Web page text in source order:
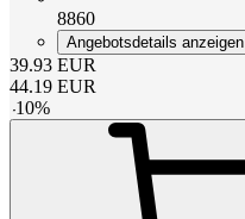
8860
Angebotsdetails anzeigen
39.93 EUR
44.19 EUR
-10%